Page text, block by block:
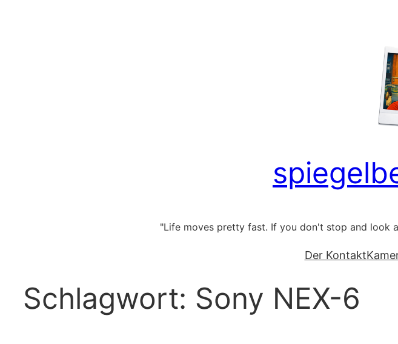
"Life moves pretty fast. If you don't stop and look
Der Kontakt
Schlagwort: Sony NEX-6